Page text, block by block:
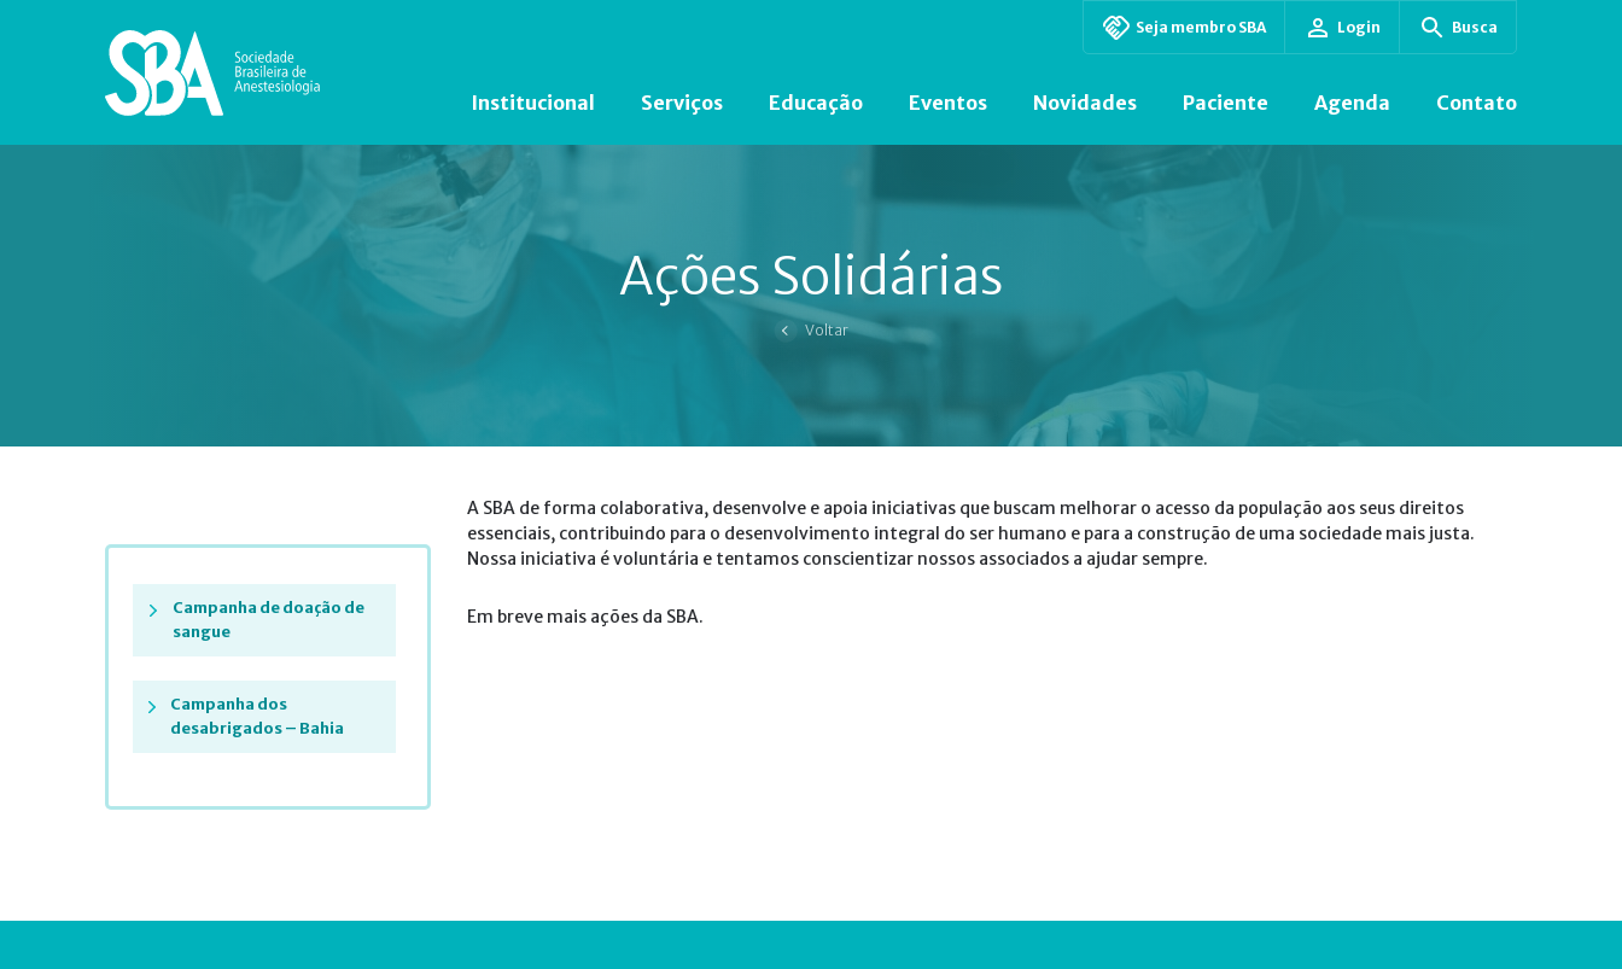
Seja membro SBA Login Busca
Institucional Serviços Educação Eventos Novidades Paciente Agenda Contato
Ações Solidárias
Voltar
Campanha de doação de
sangue
Campanha dos
desabrigados – Bahia
A SBA de forma colaborativa, desenvolve e apoia iniciativas que buscam melhorar o acesso da população aos seus direitos
essenciais, contribuindo para o desenvolvimento integral do ser humano e para a construção de uma sociedade mais justa.
Nossa iniciativa é voluntária e tentamos conscientizar nossos associados a ajudar sempre.
Em breve mais ações da SBA.